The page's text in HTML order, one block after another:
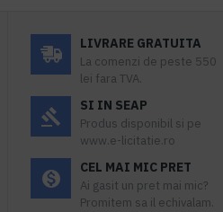
LIVRARE GRATUITA
La comenzi de peste 550
lei fara TVA.
SI IN SEAP
Produs disponibil si pe
www.e-licitatie.ro
CEL MAI MIC PRET
Ai gasit un pret mai mic?
Promitem sa il echivalam.